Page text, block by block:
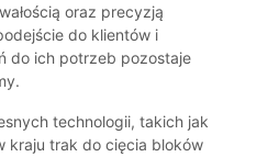
oraz precyzją
do klientów i
do ich potrzeb pozostaje
technologii, takich jak
kraju trak do cięcia bloków